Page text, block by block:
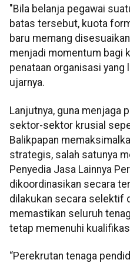
"Bila belanja pegawai
batas tersebut, kuota
baru memang
menjadi momentum bagi
penataan organisasi yang
ujarnya.
Lanjutnya, guna menjaga
sektor-sektor krusial
Balikpapan
strategis, salah satunya
Penyedia Jasa Lainnya
dikoordinasikan secara
dilakukan secara selektif
memastikan seluruh
tetap memenuhi
“Perekrutan tenaga